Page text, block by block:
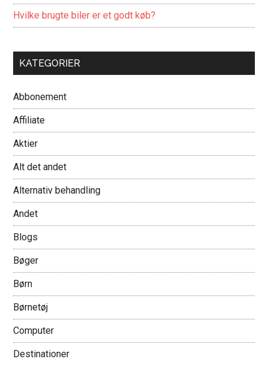
Hvilke brugte biler er et godt køb?
KATEGORIER
Abbonement
Affiliate
Aktier
Alt det andet
Alternativ behandling
Andet
Blogs
Bøger
Børn
Børnetøj
Computer
Destinationer